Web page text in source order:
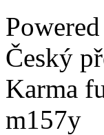
Český
Karma
m157y